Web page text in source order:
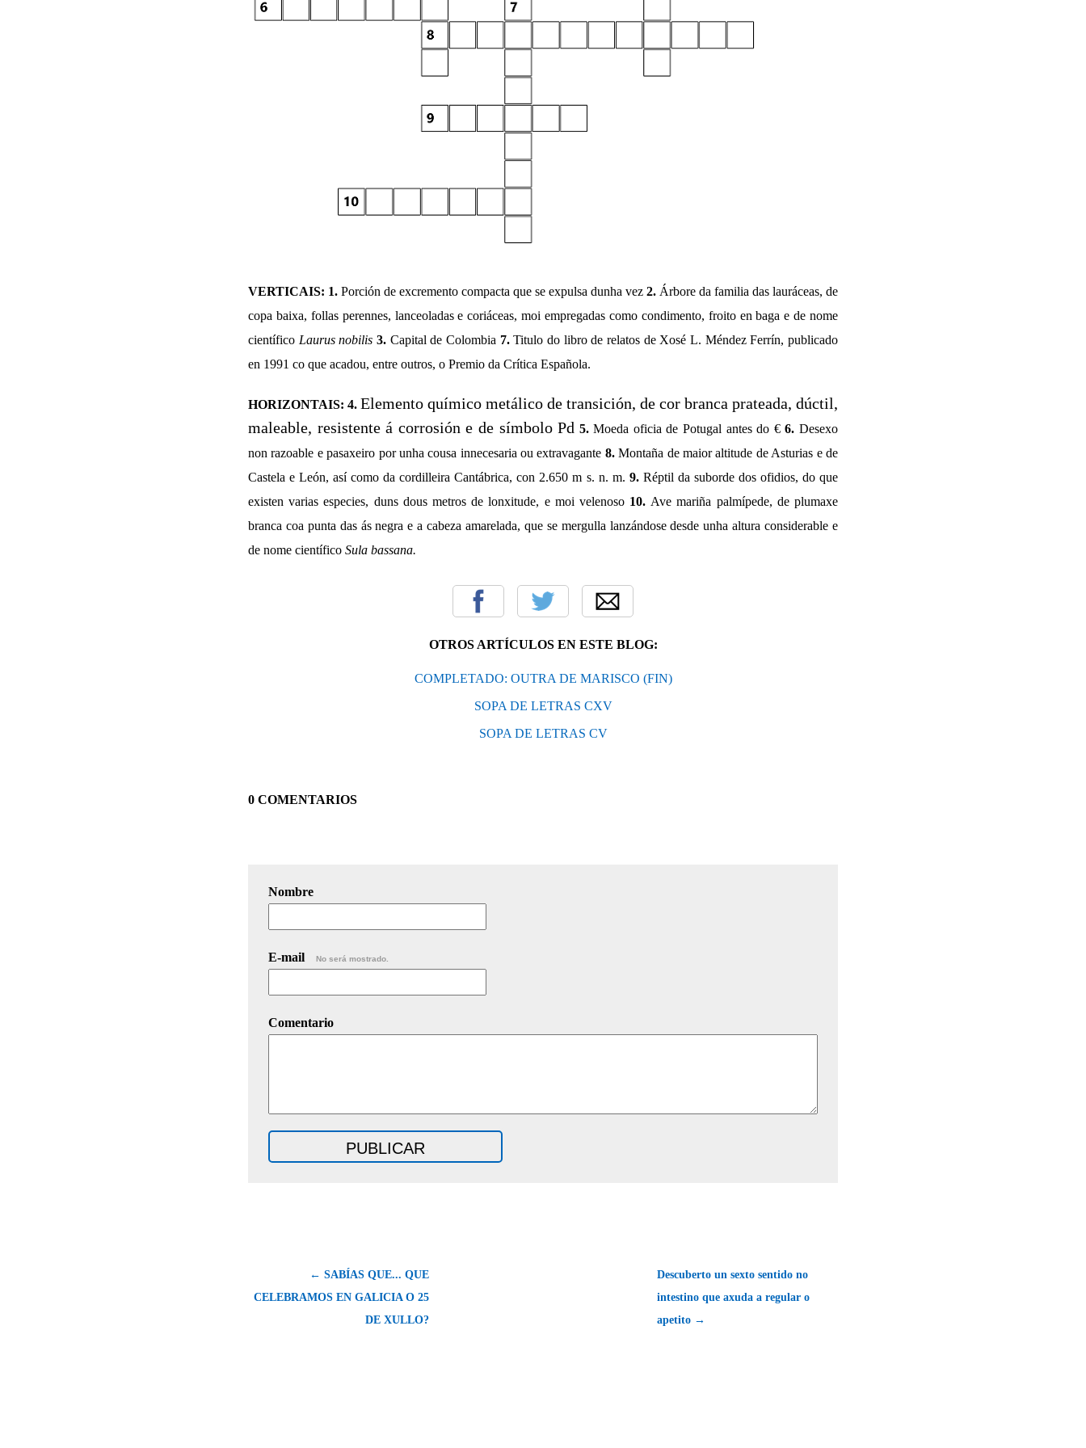
VERTICAIS: 1. Porción de excremento compacta que se expulsa dunha vez 2. Árbore da familia das lauráceas, de
copa baixa, follas perennes, lanceoladas e coriáceas, moi empregadas como condimento, froito en baga e de nome
científico Laurus nobilis 3. Capital de Colombia 7.Titulo do libro de relatos de Xosé L. Méndez Ferrín, publicado
en 1991 co que acadou, entre outros, o Premio da Crítica Española.
HORIZONTAIS: 4. Elemento químico metálico de transición, de cor branca prateada, dúctil,
maleable, resistente á corrosión e de símbolo Pd 5.Moeda oficia de Potugal antes do €6.Desexo
non razoable e pasaxeiro por unha cousa innecesaria ou extravagante 8.Montaña de maior altitude de Asturias e de
Castela e León, así como da cordilleira Cantábrica, con 2.650 m s. n. m. 9. Réptil da suborde dos ofidios, do que
existen varias especies, duns dous metros de lonxitude, e moi velenoso 10. Ave mariña palmípede, de plumaxe
branca coa punta das ás negra e a cabeza amarelada, que se mergulla lanzándose desde unha altura considerable e
de nome científico Sula bassana.
OTROS ARTÍCULOS EN ESTE BLOG:
COMPLETADO: OUTRA DE MARISCO (FIN)
SOPA DE LETRAS CXV
SOPA DE LETRAS CV
0 COMENTARIOS
Nombre
E-mail No será mostrado.
Comentario
← SABÍAS QUE... QUE
CELEBRAMOS EN GALICIA O 25
DE XULLO?
Descuberto un sexto sentido no
intestino que axuda a regular o
apetito →